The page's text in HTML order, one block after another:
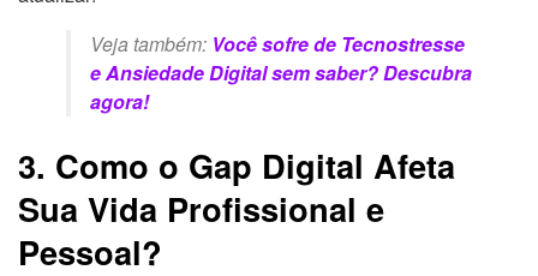
Veja também: Você sofre de Tecnostresse
e Ansiedade Digital sem saber? Descubra
agora!
3. Como o Gap Digital Afeta
Sua Vida Profissional e
Pessoal?